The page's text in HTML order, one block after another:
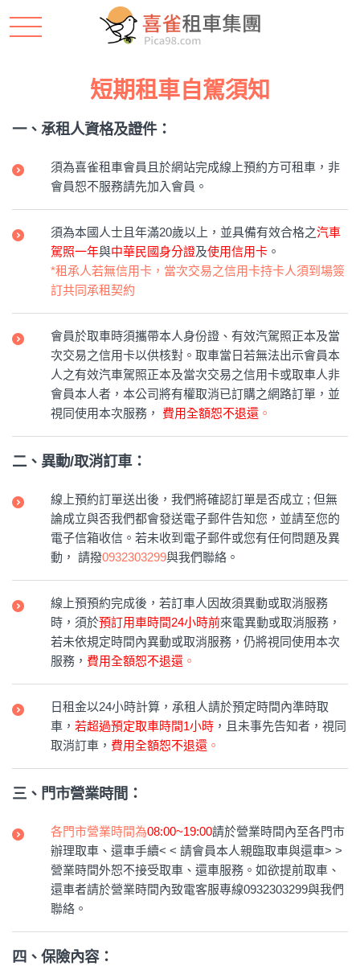
短期租車自駕須知
一、承租人資格及證件：
須為喜雀租車會員且於網站完成線上預約方可租車，非
會員恕不服務請先加入會員。
須為本國人士且年滿20歲以上，並具備有效合格之汽車
駕照一年與中華民國身分證及使用信用卡 。
*租承人若無信用卡，當次交易之信用卡持卡人須到場簽
訂共同承租契約
會員於取車時須攜帶本人身份證、有效汽駕照正本及當
次交易之信用卡以供核對。取車當日若無法出示會員本
人之有效汽車駕照正本及當次交易之信用卡或取車人非
會員本人者，本公司將有權取消已訂購之網路訂單，並
視同使用本次服務， 費用全額恕不退還 。
二、異動/取消訂車：
線上預約訂單送出後，我們將確認訂單是否成立 ; 但無
論成立與否我們都會發送電子郵件告知您，並請至您的
電子信箱收信。若未收到電子郵件或您有任何問題及異
動， 請撥0932303299與我們聯絡。
線上預預約完成後，若訂車人因故須異動或取消服務
時，須於預訂用車時間24小時前來電異動或取消服務，
若未依規定時間內異動或取消服務，仍將視同使用本次
服務， 費用全額恕不退還 。
日租金以24小時計算，承租人請於預定時間內準時取
車， 若超過預定取車時間1小時 ，且未事先告知者，視同
取消訂車， 費用全額恕不退還 。
三、門市營業時間：
各門市營業時間為08:00~19:00請於營業時間內至各門市
辦理取車、還車手續< < 請會員本人親臨取車與還車> >
營業時間外恕不接受取車、還車服務。如欲提前取車、
還車者請於營業時間內致電客服專線0932303299與我們
聯絡。
四、保險內容：